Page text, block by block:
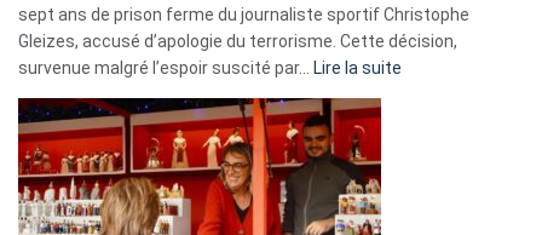
sept ans de prison ferme du journaliste sportif Christophe
Gleizes, accusé d’apologie du terrorisme. Cette décision,
survenue malgré l’espoir suscité par… Lire la suite